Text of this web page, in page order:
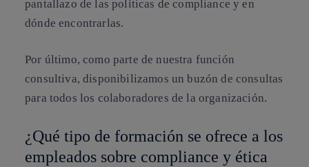
pantallazo de las políticas de compliance y en
dónde encontrarlas.
Por último, como parte de nuestra función
consultiva, disponibilizamos un buzón de consultas
para todos los colaboradores de la organización.
¿Qué tipo de formación se ofrece a los
empleados sobre compliance y ética